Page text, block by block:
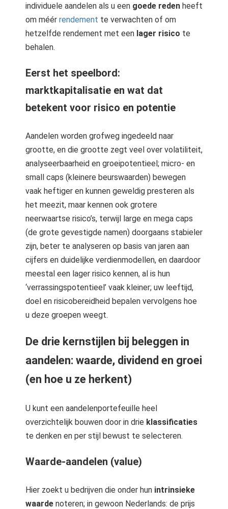
individuele aandelen als u een goede reden heeft
om méér rendement te verwachten of om
hetzelfde rendement met een lager risico te
behalen.
Eerst het speelbord:
marktkapitalisatie en wat dat
betekent voor risico en potentie
Aandelen worden grofweg ingedeeld naar
grootte, en die grootte zegt veel over volatiliteit,
analyseerbaarheid en groeipotentieel; micro- en
small caps (kleinere beurswaarden) bewegen
vaak heftiger en kunnen geweldig presteren als
het meezit, maar kennen ook grotere
neerwaartse risico’s, terwijl large en mega caps
(de grote gevestigde namen) doorgaans stabieler
zijn, beter te analyseren op basis van jaren aan
cijfers en duidelijke verdienmodellen, en daardoor
meestal een lager risico kennen, al is hun
‘verrassingspotentieel’ vaak kleiner; uw leeftijd,
doel en risicobereidheid bepalen vervolgens hoe
u deze groepen weegt.
De drie kernstijlen bij beleggen in
aandelen: waarde, dividend en groei
(en hoe u ze herkent)
U kunt een aandelenportefeuille heel
overzichtelijk bouwen door in drie klassificaties
te denken en per stijl bewust te selecteren.
Waarde-aandelen (value)
Hier zoekt u bedrijven die onder hun intrinsieke
waarde noteren; in gewoon Nederlands: de prijs